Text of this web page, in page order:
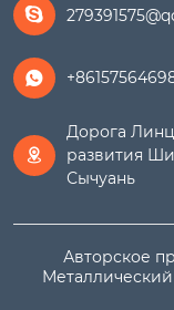



Дорога
развития
Сычуань
Авторское